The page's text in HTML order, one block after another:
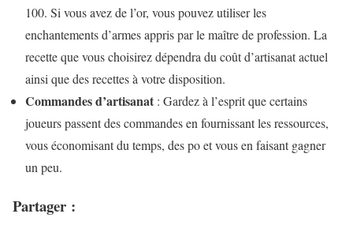
100. Si vous avez de l’or, vous pouvez utiliser les
enchantements d’armes appris par le maître de profession. La
recette que vous choisirez dépendra du coût d’artisanat actuel
ainsi que des recettes à votre disposition.
Commandes d’artisanat : Gardez à l’esprit que certains
joueurs passent des commandes en fournissant les ressources,
vous économisant du temps, des po et vous en faisant gagner
un peu.
Partager :